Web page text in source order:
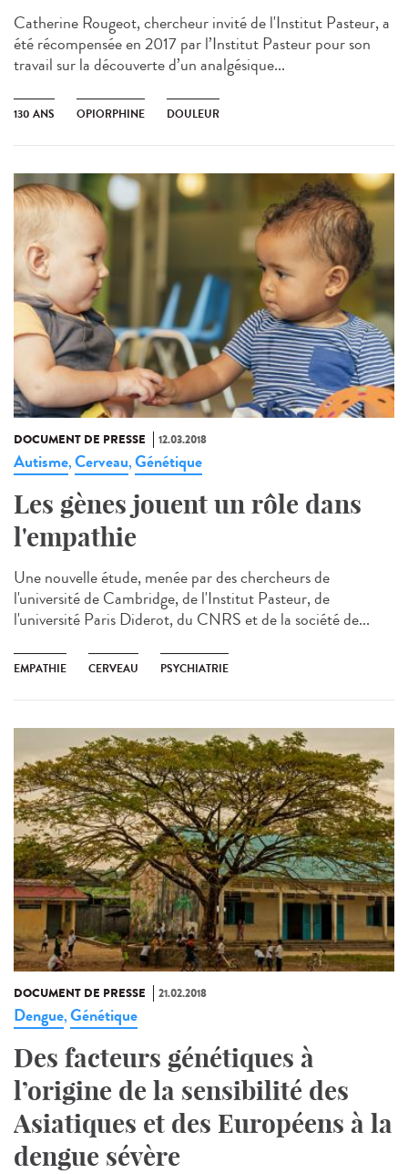
Catherine Rougeot, chercheur invité de l'Institut Pasteur, a
été récompensée en 2017 par l’Institut Pasteur pour son
travail sur la découverte d’un analgésique...
130 ANS OPIORPHINE DOULEUR
DOCUMENT DE PRESSE 12.03.2018
Autisme,Cerveau,Génétique
Les gènes jouent un rôle dans
l'empathie
Une nouvelle étude, menée par des chercheurs de
l'université de Cambridge, de l'Institut Pasteur, de
l'université Paris Diderot, du CNRS et de la société de...
EMPATHIE CERVEAU PSYCHIATRIE
DOCUMENT DE PRESSE 21.02.2018
Dengue,Génétique
Des facteurs génétiques à
l’origine de la sensibilité des
Asiatiques et des Européens à la
dengue sévère